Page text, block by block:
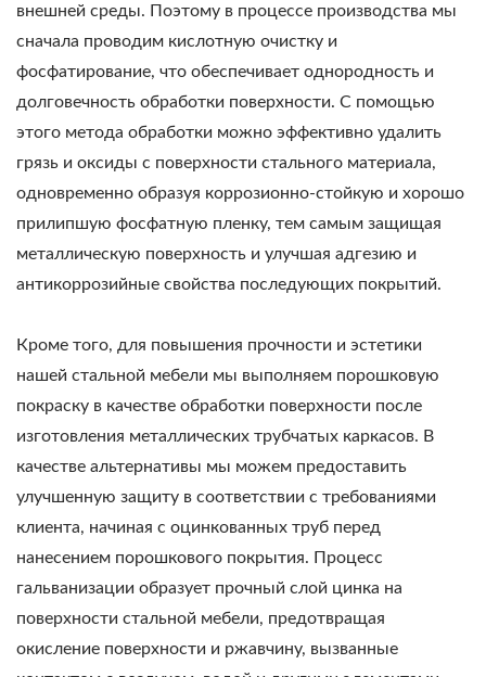
внешней среды. Поэтому в процессе производства мы
сначала проводим кислотную очистку и
фосфатирование, что обеспечивает однородность и
долговечность обработки поверхности. С помощью
этого метода обработки можно эффективно удалить
грязь и оксиды с поверхности стального материала,
одновременно образуя коррозионно-стойкую и хорошо
прилипшую фосфатную пленку, тем самым защищая
металлическую поверхность и улучшая адгезию и
антикоррозийные свойства последующих покрытий.
Кроме того, для повышения прочности и эстетики
нашей стальной мебели мы выполняем порошковую
покраску в качестве обработки поверхности после
изготовления металлических трубчатых каркасов. В
качестве альтернативы мы можем предоставить
улучшенную защиту в соответствии с требованиями
клиента, начиная с оцинкованных труб перед
нанесением порошкового покрытия. Процесс
гальванизации образует прочный слой цинка на
поверхности стальной мебели, предотвращая
окисление поверхности и ржавчину, вызванные